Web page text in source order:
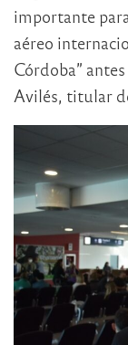
importante
aéreo
Córdoba”
Avilés, titular